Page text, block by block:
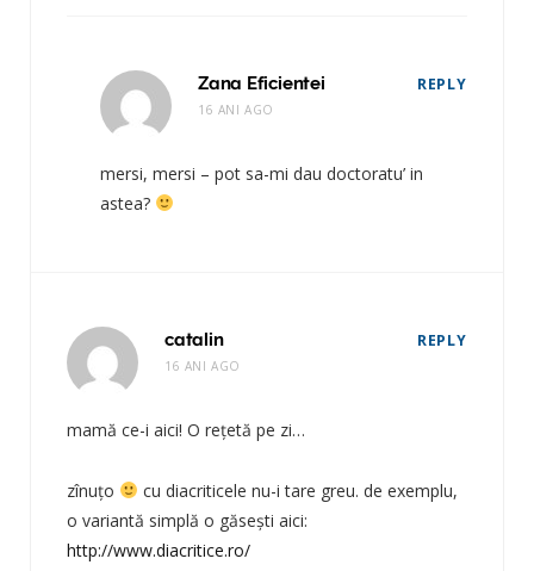
Zana Eficientei
16 ANI AGO
REPLY
mersi, mersi – pot sa-mi dau doctoratu’ in
astea?
catalin
16 ANI AGO
REPLY
mamă ce-i aici! O reţetă pe zi…
zînuţo
cu diacriticele nu-i tare greu. de exemplu,
o variantă simplă o găseşti aici:
http://www.diacritice.ro/